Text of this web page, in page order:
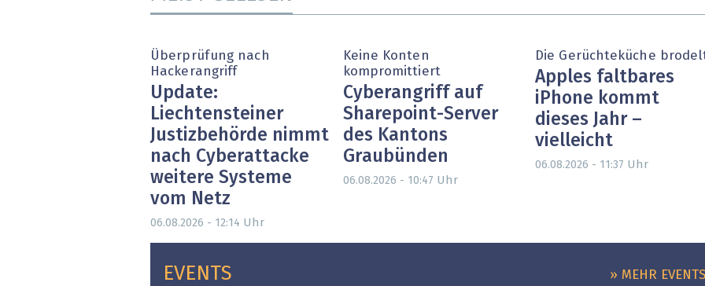
Überprüfung nach
Hackerangriff
Update:
Liechtensteiner
Justizbehörde nimmt
nach Cyberattacke
weitere Systeme
vom Netz
06.08.2026 - 12:14 Uhr
Keine Konten
kompromittiert
Cyberangriff auf
Sharepoint-Server
des Kantons
Graubünden
06.08.2026 - 10:47 Uhr
Die Gerüchteküche
Apples faltbares
iPhone kommt
dieses Jahr –
vielleicht
06.08.2026 - 11:37 Uhr
EVENTS » MEHR